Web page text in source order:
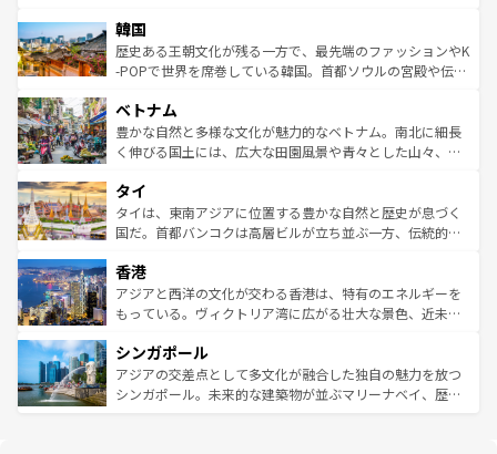
ワイを、存分に味わってほしい。 なお、新着のハワイ情報
はコンテンツ一覧を参照してほしい。
いる。アクティビティも充実しており、サーフィンやダイ
ビング、ハイキングなど、アウトドア好きにはたまらな
い。オーストラリアの多彩な魅力を存分に味わいつくそ
参照してほしい。
ン）、静ひつな山岳地帯である台湾東部など、都市の喧騒
と山間の静けさが共存しており、訪れる人に新しい発見と
驚きをもたらしてくれる。また、奥深い台湾の食文化も魅
容にもいいと評判のスイーツなど、バラエティ豊かな料理
が味わえる。 なお、新着の台湾情報は コンテンツ一覧を参
照してほしい。
韓国
歴史ある王朝文化が残る一方で、最先端のファッションやK
-POPで世界を席巻している韓国。首都ソウルの宮殿や伝統
き、地方に足を延ばせば四季折々の自然美を楽しむことが
できる。そして、キムチや焼肉、絶品のストリートフード
まで、さまざまな韓国料理が待っている。夜には、韓国な
リティに包まれながら、韓国の多彩な魅力を心ゆくまで味
わってみてほしい。 なお、新着の韓国情報はコンテンツ一
覧を参照してほしい。
ベトナム
豊かな自然と多様な文化が魅力的なベトナム。南北に細長
く伸びる国土には、広大な田園風景や青々とした山々、世
急速な発展と共に伝統が息づく。ハノイの古い町並みやホ
ーチミン市のフランス統治時代の建物も、独特の雰囲気を
醸し出している。また、バラエティの豊かさとおいしさで
とつ。フォーやバインミー、ベトナムコーヒーなどは、ぜ
ひ現地で味わいたい。どの地域を訪れてもあたたかい人々
が旅行者を迎えてくれるので、きっと忘れられない旅にな
参照してほしい。
タイ
タイは、東南アジアに位置する豊かな自然と歴史が息づく
国だ。首都バンコクは高層ビルが立ち並ぶ一方、伝統的な
の活気が交差している。北部ではチェンマイなどの山岳地
帯で自然と触れ合い、南部ではプーケットやクラビの美し
いビーチでリゾート気分を楽しむことができる。タイ料理
激する。気候は一年中温暖で、どの季節にも異なる楽しみ
が待っている。親しみやすいタイの人々、仏教を中心とし
た文化、そして多様な観光資源が、訪れる旅人を魅了し続
香港
アジアと西洋の文化が交わる香港は、特有のエネルギーを
もっている。ヴィクトリア湾に広がる壮大な景色、近未来
み、どこを訪れても感動するはず。観光スポットが密集し
ており、効率よく見どころを回れるのも魅力。息をのむよ
うな絶景から文化的な体験まで、香港を存分に楽しみ尽く
シンガポール
アジアの交差点として多文化が融合した独自の魅力を放つ
シンガポール。未来的な建築物が並ぶマリーナベイ、歴史